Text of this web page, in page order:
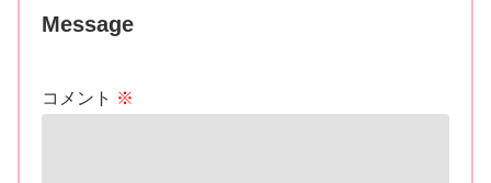
Message
コメント ※